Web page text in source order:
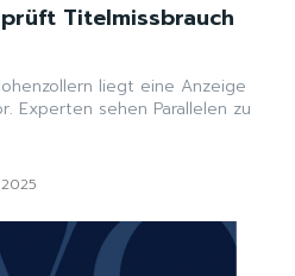
Titelmissbrauch
liegt eine Anzeige
Experten sehen Parallelen zu